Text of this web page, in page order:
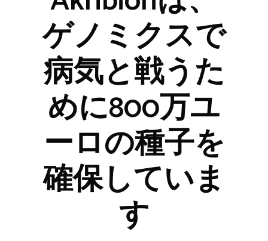
ゲノミクスで
病気と戦うた
めに800万ユ
ーロの種子を
確保していま
す